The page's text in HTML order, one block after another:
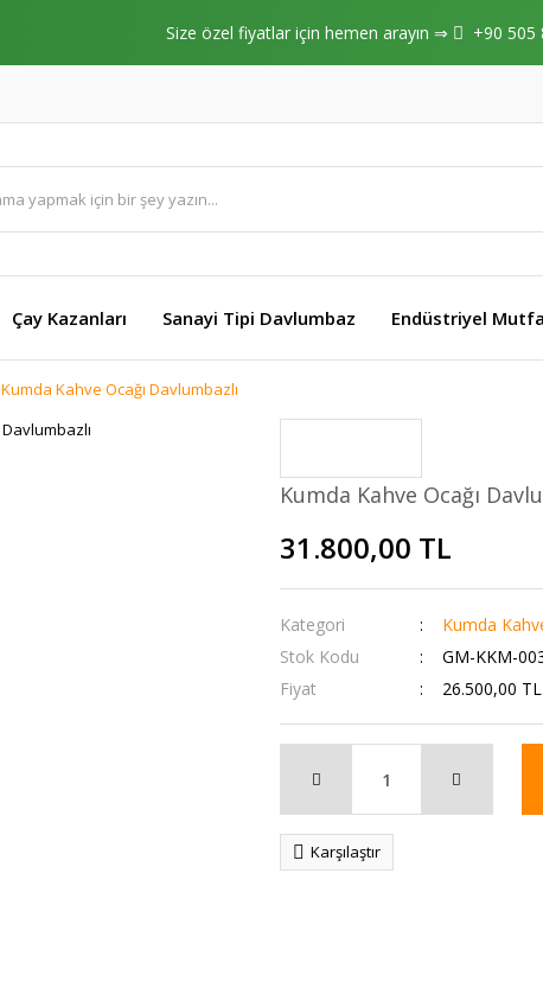
Size özel fiyatlar için hemen arayın ⇒ +90 505
Çay Kazanları Sanayi Tipi Davlumbaz Endüstriyel
Kumda Kahve Ocağı Davlumbazlı
Kumda Kahve Ocağı
31.800,00 TL
Kategori Kumda
Stok Kodu
GM-KKM-
Fiyat
26.500,00
Karşılaştır